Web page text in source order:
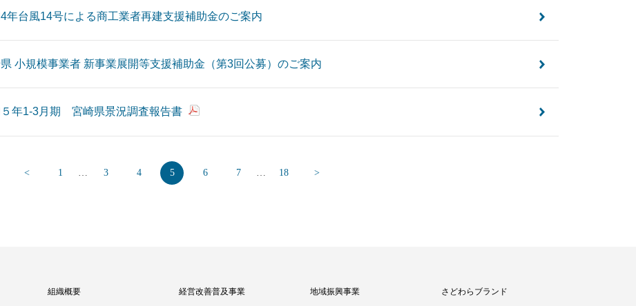
年台風14号による商工業者再建支援補助金のご案内
小規模事業者 新事業展開等支援補助金（第3回公募）のご案内
年1-3月期 宮崎県景況調査報告書
< 1 … 3 4 5 6 7 … 18 >
組織概要 経営改善普及事業 地域振興事業 さどわらブランド